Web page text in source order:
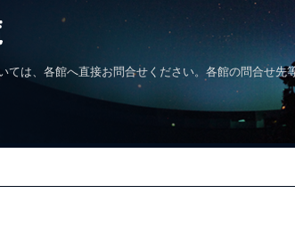
ては、各館へ直接お問合せください。各館の問合せ先